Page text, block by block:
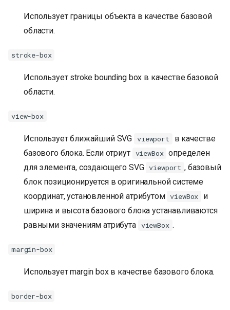
Использует границы объекта в качестве базовой
области.
stroke-box
Использует stroke bounding box в качестве базовой
области.
view-box
Использует ближайший SVG viewport
в качестве
базового блока. Если отриут viewBox определен
для элемента, создающего SVG viewport , базовый
блок позиционируется в оригинальной системе
координат, установленной атрибутом viewBox
и
ширина и высота базового блока устанавливаются
равными значениям атрибута viewBox .
margin-box
Использует margin box в качестве базового блока.
border-box